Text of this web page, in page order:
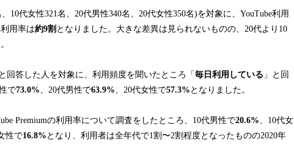
10代女性321名、20代男性340名、20代女性350名)を対象に、YouTube利用
用率は約9割 となりました。大きな差異は見られないものの、20代より10
回答した人を対象に、利用頻度を聞いたところ「 毎日利用している 」と回
で73.0%、20代男性で63.9%、20代女性で57.3% となりました。
Premiumの利用率について調査をしたところ、10代男性で20.6%、10代女
性で16.8% となり、利用者は全年代で1割〜2割程度となったものの2020年